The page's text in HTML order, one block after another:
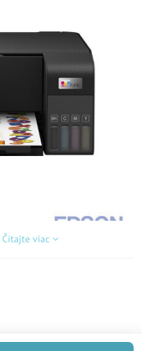
Čítajte viac